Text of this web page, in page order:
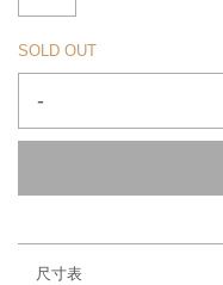
SOLD OUT
-
尺寸表